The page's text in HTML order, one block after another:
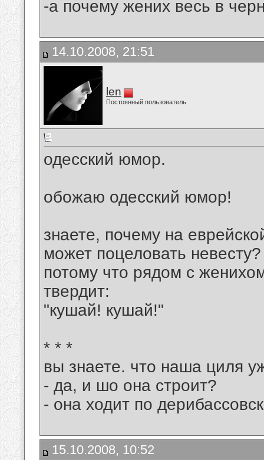
-а почему жених весь в
14.10.2008, 21:51
len
Постоянный пользователь
одесский юмор.
обожаю одесский юмор!
знаете, почему на
может поцеловать невесту?
потому что рядом с
твердит:
"кушай! кушай!"
* * *
вы знаете. что наша циля
- да, и шо она строит?
- она ходит по
15.10.2008, 10:52